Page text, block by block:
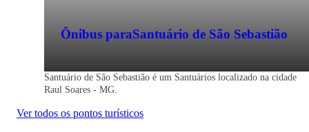
Raul Soares - MG
Ônibus paraSantuário de São Sebastião
Santuário de São Sebastião é um Santuários localizado na cidade
Raul Soares - MG.
Ver todos os pontos turísticos